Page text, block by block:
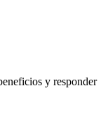
y responder